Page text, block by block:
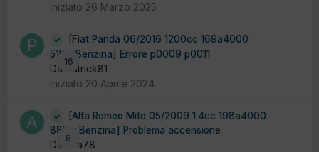
Iniziato 26 Marzo 2025
16
[Fiat Panda 06/2016 1200cc 169a4000
51Kw Benzina] Errore p0009 p0011
Da Patrick81
Iniziato 20 Aprile 2024
8
[Alfa Romeo Mito 05/2009 1.4cc 198a4000
88Kw Benzina] Problema accensione
Da alfa78